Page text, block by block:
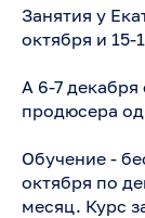
Занятия у
октября и 15-
А 6-7 декабря
продюсера
Обучение -
октября по
месяц. Курс